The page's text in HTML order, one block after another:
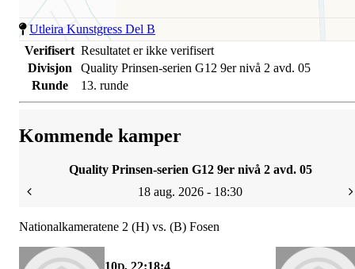
Utleira Kunstgress Del B
Verifisert Resultatet er ikke verifisert
Divisjon
Quality Prinsen-serien G12 9er nivå 2 avd. 05
Runde
13. runde
Kommende kamper
Quality Prinsen-serien G12 9er nivå 2 avd. 05
18 aug. 2026 - 18:30
Nationalkameratene 2 (H) vs. (B) Fosen
10 , 22:18:4